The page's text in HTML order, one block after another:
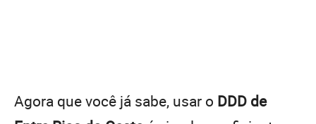
Agora que você já sabe, usar o DDD de